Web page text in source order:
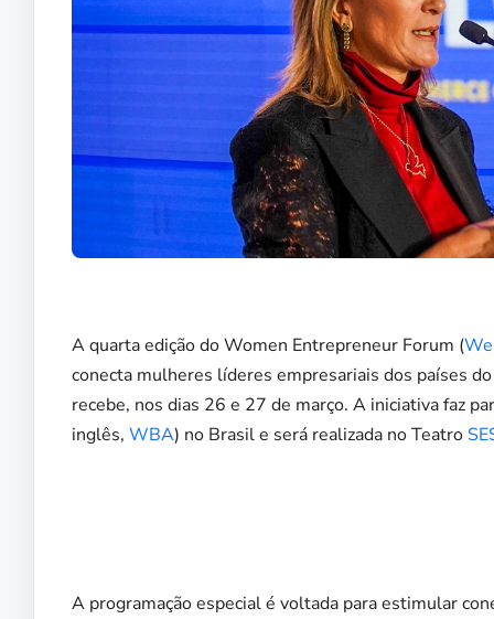
A quarta edição do Women Entrepreneur Forum (
conecta mulheres líderes empresariais dos países
recebe, nos dias 26 e 27 de março. A iniciativa faz
inglês, WBA) no Brasil e será realizada no Teatro
A programação especial é voltada para estimular